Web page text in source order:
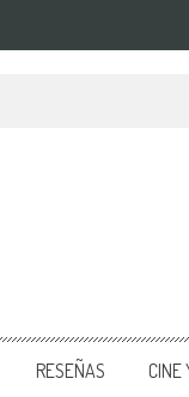
RESEÑAS CINE